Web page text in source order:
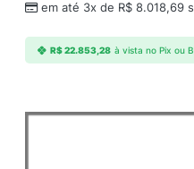
em até 3x de R$ 8.018,69
R$22.853,28 à vista no Pix ou